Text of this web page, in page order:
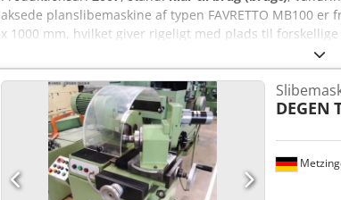
aksede planslibemaskine af typen FAVRETTO MB100
x 1000 mm, hvilket giver rigeligt med plads til
slibeløsninger af høj kvalitet, bør du overveje den
Kontakt os for yderligere information. Dkedpfx Apszk D
DEGEN